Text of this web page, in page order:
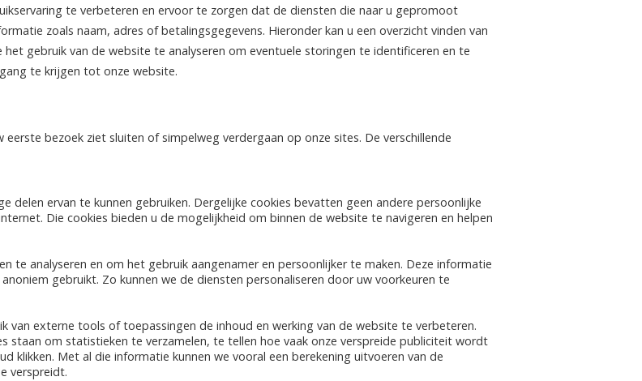
te verbeteren en ervoor te zorgen dat de diensten die naar u gepromoot
zoals naam, adres of betalingsgegevens. Hieronder kan u een overzicht vinden van
gebruik van de website te analyseren om eventuele storingen te identificeren en te
te krijgen tot onze website.
bezoek ziet sluiten of simpelweg verdergaan op onze sites. De verschillende
delen ervan te kunnen gebruiken. Dergelijke cookies bevatten geen andere persoonlijke
Die cookies bieden u de mogelijkheid om binnen de website te navigeren en helpen
te analyseren en om het gebruik aangenamer en persoonlijker te maken. Deze informatie
gebruikt. Zo kunnen we de diensten personaliseren door uw voorkeuren te
externe tools of toepassingen de inhoud en werking van de website te verbeteren.
staan om statistieken te verzamelen, te tellen hoe vaak onze verspreide publiciteit wordt
klikken. Met al die informatie kunnen we vooral een berekening uitvoeren van de
verspreidt.